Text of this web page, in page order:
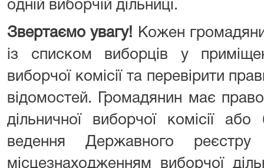
одній виборчій дільниці.
Звертаємо увагу! Кожен
із списком виборців у
виборчої комісії та перевірити
відомостей. Громадянин має право
дільничної виборчої комісії
ведення Державного
місцезнаходженням виборчої